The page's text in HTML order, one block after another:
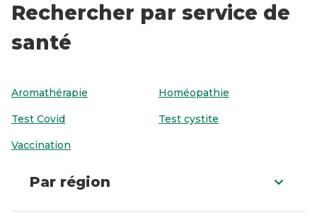
Rechercher par service de
santé
Aromathérapie Homéopathie
Test Covid Test cystite
Vaccination
Par région